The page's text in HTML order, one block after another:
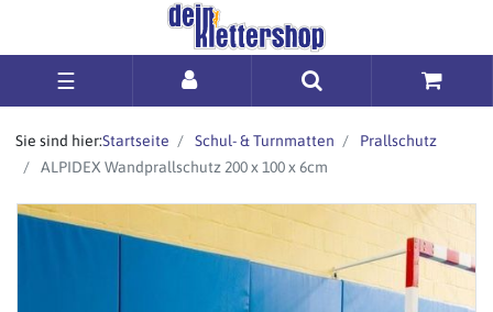
☰
Sie sind hier:Startseite Schul- & Turnmatten
Prallschutz
ALPIDEX Wandprallschutz 200 x 100 x 6cm